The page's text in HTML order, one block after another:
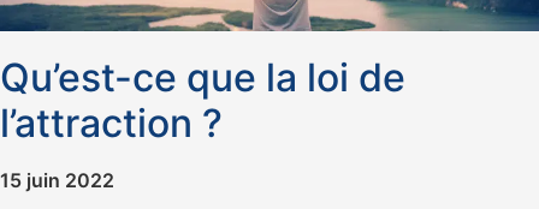
Qu’est-ce que la loi de
l’attraction ?
15 juin 2022